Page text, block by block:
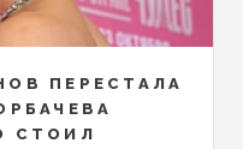
ПЕРЕСТАЛА
СТОИЛ